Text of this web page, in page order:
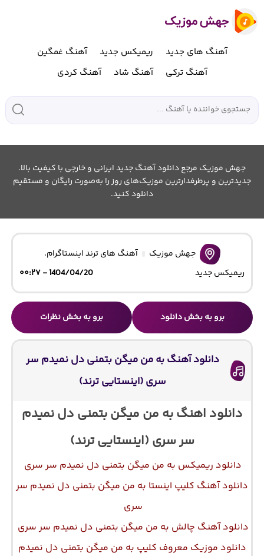
آهنگ های جدید ریمیکس جدید
آهنگ غمگین
آهنگ ترکی
آهنگ شاد آهنگ کردی
جهش موزیک مرجع دانلود آهنگ جدید ایرانی و خارجی با کیفیت بالا.
جدیدترین و پرطرفدارترین موزیک‌های روز را به‌صورت رایگان و مستقیم
دانلود کنید.
جهش موزیک آهنگ های ترند اینستاگرام،
ریمیکس جدید
1404/04/20 - ۰۰:۲۷
برو به بخش دانلود برو به بخش نظرات
دانلود آهنگ به من میگن بتمنی دل نمیدم سر
سری (اینستایی ترند)
دانلود اهنگ به من میگن بتمنی دل نمیدم
سر سری (اینستایی ترند)
دانلود ریمیکس به من میگن بتمنی دل نمیدم سر سری
دانلود آهنگ کلیپ اینستا به من میگن بتمنی دل نمیدم سر
سری
دانلود آهنگ چالش به من میگن بتمنی دل نمیدم سر سری
دانلود موزیک معروف کلیپ به من میگن بتمنی دل نمیدم